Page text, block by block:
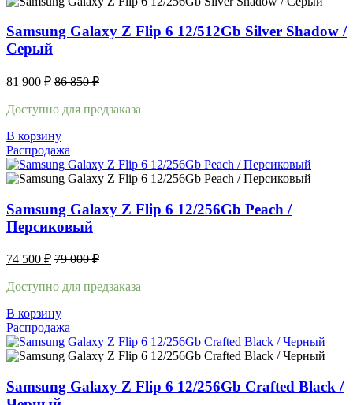
Samsung Galaxy Z Flip 6 12/512Gb Silver Shadow /
Серый
81 900 ₽ 86 850₽
Доступно для предзаказа
В корзину
Распродажа
Samsung Galaxy Z Flip 6 12/256Gb Peach /
Персиковый
74 500 ₽ 79 000₽
Доступно для предзаказа
В корзину
Распродажа
Samsung Galaxy Z Flip 6 12/256Gb Crafted Black /